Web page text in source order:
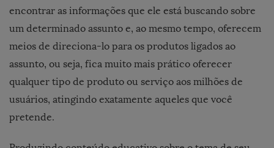
encontrar as informações que ele está buscando sobre
um determinado assunto e, ao mesmo tempo, oferecem
meios de direciona-lo para os produtos ligados ao
assunto, ou seja, fica muito mais prático oferecer
qualquer tipo de produto ou serviço aos milhões de
usuários, atingindo exatamente aqueles que você
pretende.